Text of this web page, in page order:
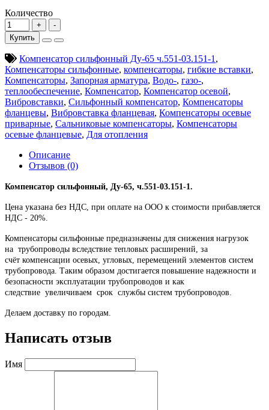
Количество
Купить
Компенсатор сильфонный Ду-65 ч.551-03.151-1 ,
Компенсаторы сильфонные, компенсаторы, гибкие вставки,
Компенсаторы, Запорная арматура, Водо-, газо-,
теплообеспечение, Компенсатор, Компенсатор осевой,
Вибровставки, Сильфонный компенсатор, Компенсаторы
фланцевы, Вибровставка фланцевая, Компенсаторы осевые
приварные, Сальниковые компенсаторы, Компенсаторы
осевые фланцевые, Для отопления
Описание
Отзывов (0)
Компенсатор сильфонный, Ду-65, ч.551-03.151-1.
Цена указана без НДС, при оплате на ООО к стоимости прибавляется
НДС - 20%.
Компенсаторы сильфонные предназначены для снижения нагрузок
на трубопроводы вследствие тепловых расширений, за
счёт компенсации осевых, угловых, перемещений элементов систем
трубопровода. Таким образом достигается повышение надежности и
безопасности эксплуатации трубопроводов и как
следствие увеличиваем срок службы систем трубопроводов.
Делаем доставку по городам.
Написать отзыв
Имя